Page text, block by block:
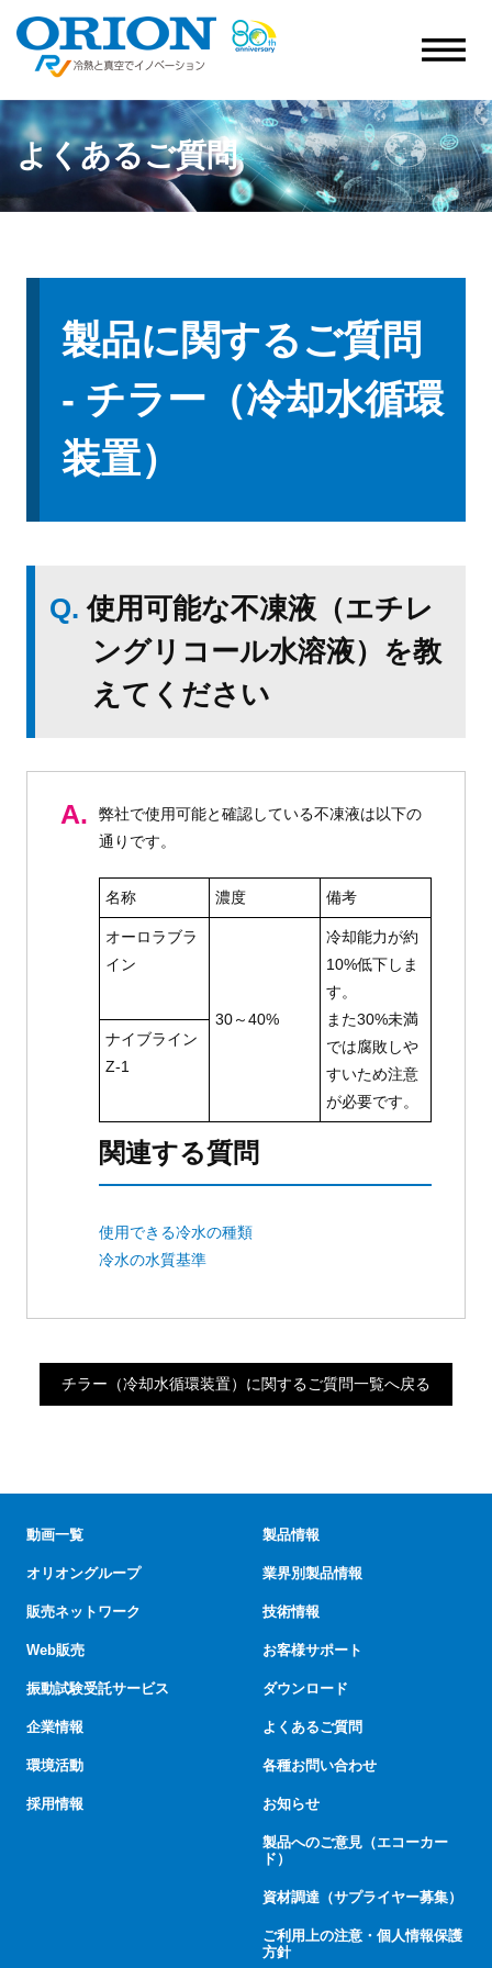
よくあるご質問
製品に関するご質問
- チラー（冷却水循環
装置）
Q. 使用可能な不凍液（エチレ
ングリコール水溶液）を教
えてください
A.
弊社で使用可能と確認している不凍液は以下の
通りです。
名称 濃度 備考
オーロラブラ
イン
30～40%
冷却能力が約
10%低下しま
す。
また30%未満
では腐敗しや
すいため注意
が必要です。
ナイブライン
Z-1
関連する質問
使用できる冷水の種類
冷水の水質基準
チラー（冷却水循環装置）に関するご質問一覧へ戻る
動画一覧
オリオングループ
販売ネットワーク
Web販売
振動試験受託サービス
企業情報
環境活動
採用情報
製品情報
業界別製品情報
技術情報
お客様サポート
ダウンロード
よくあるご質問
各種お問い合わせ
お知らせ
製品へのご意見（エコーカー
ド）
資材調達（サプライヤー募集）
ご利用上の注意・個人情報保護
方針